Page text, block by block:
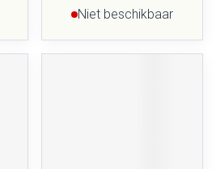
Niet beschikbaar